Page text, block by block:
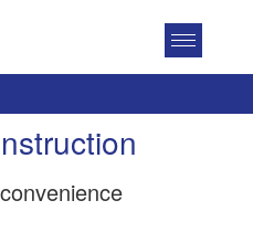
Toggle